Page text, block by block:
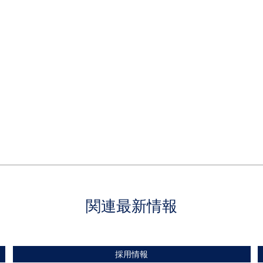
関連最新情報
採用情報